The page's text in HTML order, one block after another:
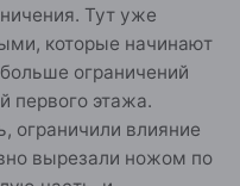
Тут уже
которые начинают
ограничений
первого этажа.
ограничили влияние
вырезали ножом по